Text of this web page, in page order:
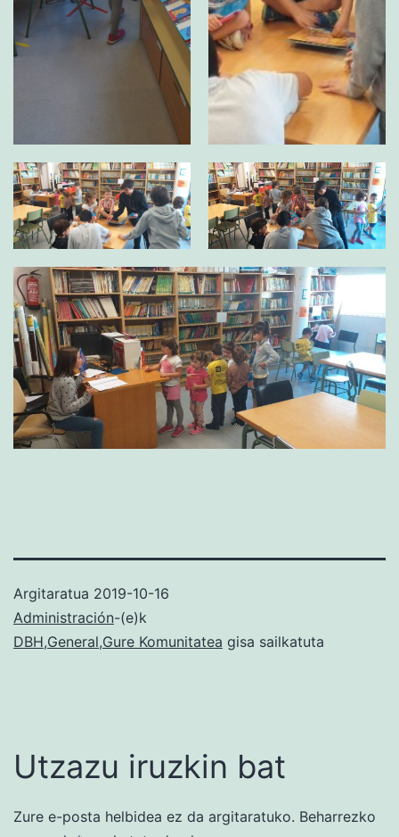
Argitaratua 2019-10-16
Administración-(e)k
DBH,General,Gure Komunitatea gisa sailkatuta
Utzazu iruzkin bat
Zure e-posta helbidea ez da argitaratuko. Beharrezko